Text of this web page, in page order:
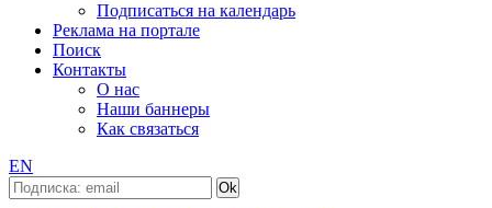
Подписаться на календарь
Реклама на портале
Поиск
Контакты
О нас
Наши баннеры
Как связаться
EN